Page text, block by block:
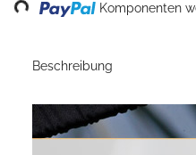
Loading... Komponenten
Beschreibung